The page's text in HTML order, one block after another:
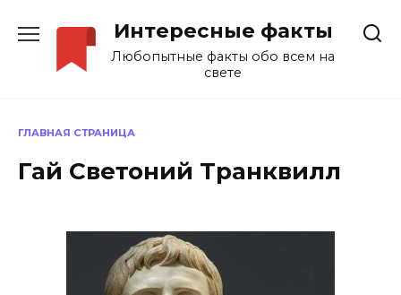
содержанию
Интересные факты
Любопытные факты обо всем на
свете
ГЛАВНАЯ СТРАНИЦА
Гай Светоний Транквилл